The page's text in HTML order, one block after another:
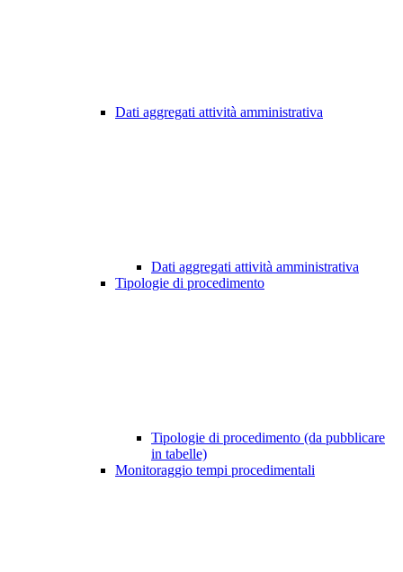
Dati aggregati attività amministrativa
Dati aggregati attività amministrativa
Tipologie di procedimento
Tipologie di procedimento (da pubblicare
in tabelle)
Monitoraggio tempi procedimentali